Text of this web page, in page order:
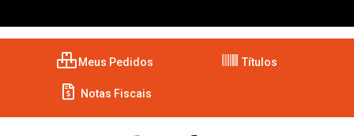
Meus Pedidos Títulos
Notas Fiscais